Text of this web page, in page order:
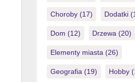
membership confirmation
Choroby(17) Dodatki
Dom (12) Drzewa(20)
Elementy miasta(26)
Geografia(19) Hobby